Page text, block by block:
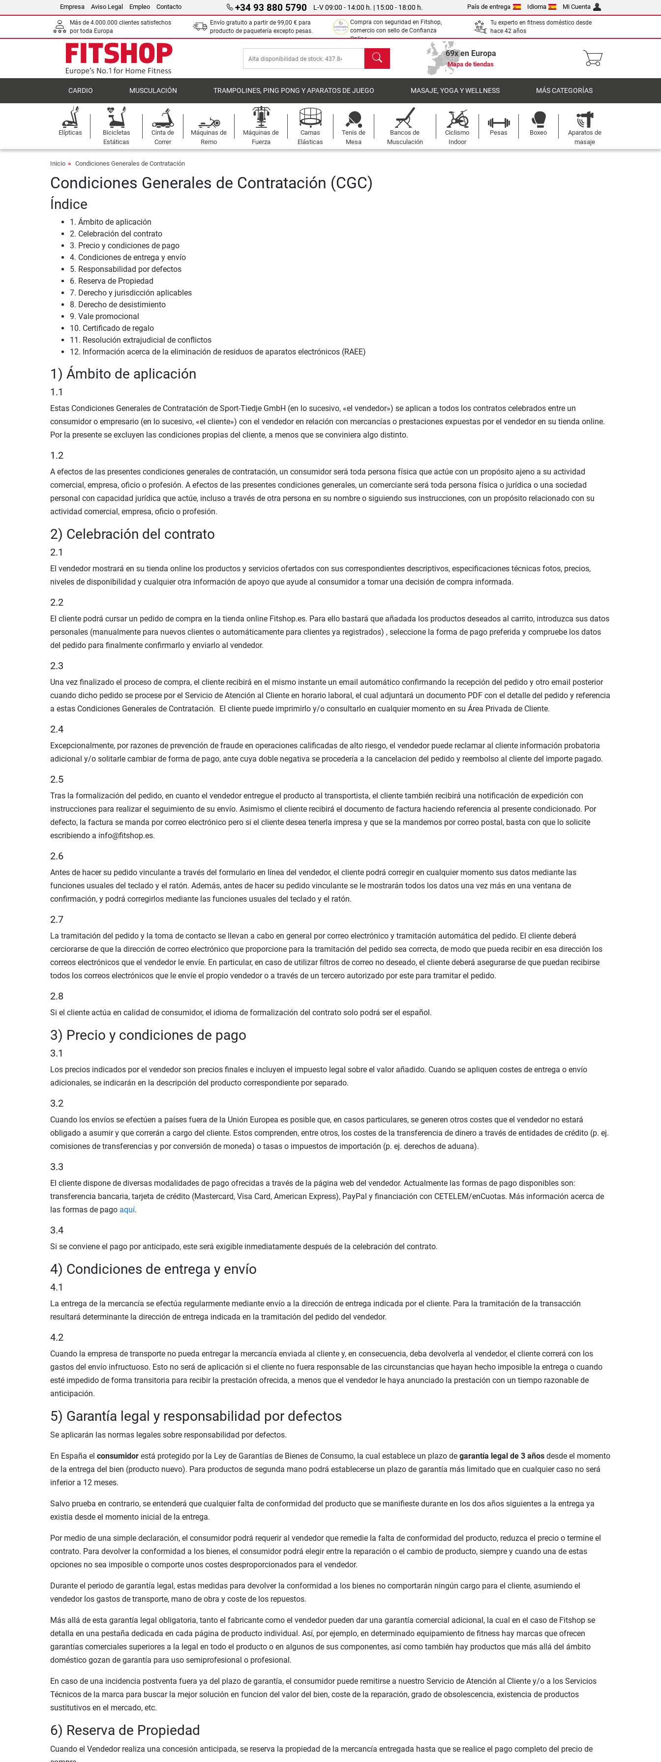
Empresa Aviso Legal Empleo Contacto +34 93 880 5790 L-V 09:00 - 14:00 h. | 15:00 - 18:00 h. País de entrega Idioma Mi Cuenta
Más de 4.000.000 clientes satisfechos
por toda Europa
Envío gratuito a partir de 99,00 € para
producto de paquetería excepto pesas.
Compra con seguridad en Fitshop,
comercio con sello de Confianza
Online.
Tu experto en fitness doméstico desde
hace 42 años
Buscar 69x en Europa
Mapa de tiendas
CARDIO MUSCULACIÓN TRAMPOLINES, PING PONG Y APARATOS DE JUEGO MASAJE, YOGA Y WELLNESS MÁS CATEGORÍAS
Elípticas
Bicicletas
Estáticas
Cinta de
Correr
Máquinas de
Remo
Máquinas de
Fuerza
Camas
Elásticas
Tenis de
Mesa
Bancos de
Musculación
Ciclismo
Indoor
Pesas Boxeo
Aparatos de
masaje
Inicio Condiciones Generales de Contratación
Condiciones Generales de Contratación (CGC)
Índice
1. Ámbito de aplicación
2. Celebración del contrato
3. Precio y condiciones de pago
4. Condiciones de entrega y envío
5. Responsabilidad por defectos
6. Reserva de Propiedad
7. Derecho y jurisdicción aplicables
8. Derecho de desistimiento
9. Vale promocional
10. Certificado de regalo
11. Resolución extrajudicial de conflictos
12. Información acerca de la eliminación de residuos de aparatos electrónicos (RAEE)
1) Ámbito de aplicación
1.1
Estas Condiciones Generales de Contratación de Sport-Tiedje GmbH (en lo sucesivo, «el vendedor») se aplican a todos los contratos celebrados entre un
consumidor o empresario (en lo sucesivo, «el cliente») con el vendedor en relación con mercancías o prestaciones expuestas por el vendedor en su tienda online.
Por la presente se excluyen las condiciones propias del cliente, a menos que se conviniera algo distinto.
1.2
A efectos de las presentes condiciones generales de contratación, un consumidor será toda persona física que actúe con un propósito ajeno a su actividad
comercial, empresa, oficio o profesión. A efectos de las presentes condiciones generales, un comerciante será toda persona física o jurídica o una sociedad
personal con capacidad jurídica que actúe, incluso a través de otra persona en su nombre o siguiendo sus instrucciones, con un propósito relacionado con su
actividad comercial, empresa, oficio o profesión.
2) Celebración del contrato
2.1
El vendedor mostrará en su tienda online los productos y servicios ofertados con sus correspondientes descriptivos, especificaciones técnicas fotos, precios,
niveles de disponibilidad y cualquier otra información de apoyo que ayude al consumidor a tomar una decisión de compra informada.
2.2
El cliente podrá cursar un pedido de compra en la tienda online Fitshop.es. Para ello bastará que añadada los productos deseados al carrito, introduzca sus datos
personales (manualmente para nuevos clientes o automáticamente para clientes ya registrados) , seleccione la forma de pago preferida y compruebe los datos
del pedido para finalmente confirmarlo y enviarlo al vendedor.
2.3
Una vez finalizado el proceso de compra, el cliente recibirá en el mismo instante un email automático confirmando la recepción del pedido y otro email posterior
cuando dicho pedido se procese por el Servicio de Atención al Cliente en horario laboral, el cual adjuntará un documento PDF con el detalle del pedido y referencia
a estas Condiciones Generales de Contratación. El cliente puede imprimirlo y/o consultarlo en cualquier momento en su Área Privada de Cliente.
2.4
Excepcionalmente, por razones de prevención de fraude en operaciones calificadas de alto riesgo, el vendedor puede reclamar al cliente información probatoria
adicional y/o solitarle cambiar de forma de pago, ante cuya doble negativa se procedería a la cancelacion del pedido y reembolso al cliente del importe pagado.
2.5
Tras la formalización del pedido, en cuanto el vendedor entregue el producto al transportista, el cliente también recibirá una notificación de expedición con
instrucciones para realizar el seguimiento de su envío. Asimismo el cliente recibirá el documento de factura haciendo referencia al presente condicionado. Por
defecto, la factura se manda por correo electrónico pero si el cliente desea tenerla impresa y que se la mandemos por correo postal, basta con que lo solicite
escribiendo a info@fitshop.es.
2.6
Antes de hacer su pedido vinculante a través del formulario en línea del vendedor, el cliente podrá corregir en cualquier momento sus datos mediante las
funciones usuales del teclado y el ratón. Además, antes de hacer su pedido vinculante se le mostrarán todos los datos una vez más en una ventana de
confirmación, y podrá corregirlos mediante las funciones usuales del teclado y el ratón.
2.7
La tramitación del pedido y la toma de contacto se llevan a cabo en general por correo electrónico y tramitación automática del pedido. El cliente deberá
cerciorarse de que la dirección de correo electrónico que proporcione para la tramitación del pedido sea correcta, de modo que pueda recibir en esa dirección los
correos electrónicos que el vendedor le envíe. En particular, en caso de utilizar filtros de correo no deseado, el cliente deberá asegurarse de que puedan recibirse
todos los correos electrónicos que le envíe el propio vendedor o a través de un tercero autorizado por este para tramitar el pedido.
2.8
Si el cliente actúa en calidad de consumidor, el idioma de formalización del contrato solo podrá ser el español.
3) Precio y condiciones de pago
3.1
Los precios indicados por el vendedor son precios finales e incluyen el impuesto legal sobre el valor añadido. Cuando se apliquen costes de entrega o envío
adicionales, se indicarán en la descripción del producto correspondiente por separado.
3.2
Cuando los envíos se efectúen a países fuera de la Unión Europea es posible que, en casos particulares, se generen otros costes que el vendedor no estará
obligado a asumir y que correrán a cargo del cliente. Estos comprenden, entre otros, los costes de la transferencia de dinero a través de entidades de crédito (p. ej.
comisiones de transferencias y por conversión de moneda) o tasas o impuestos de importación (p. ej. derechos de aduana).
3.3
El cliente dispone de diversas modalidades de pago ofrecidas a través de la página web del vendedor. Actualmente las formas de pago disponibles son:
transferencia bancaria, tarjeta de crédito (Mastercard, Visa Card, American Express), PayPal y financiación con CETELEM/enCuotas. Más información acerca de
las formas de pago aquí.
3.4
Si se conviene el pago por anticipado, este será exigible inmediatamente después de la celebración del contrato.
4) Condiciones de entrega y envío
4.1
La entrega de la mercancía se efectúa regularmente mediante envío a la dirección de entrega indicada por el cliente. Para la tramitación de la transacción
resultará determinante la dirección de entrega indicada en la tramitación del pedido del vendedor.
4.2
Cuando la empresa de transporte no pueda entregar la mercancía enviada al cliente y, en consecuencia, deba devolverla al vendedor, el cliente correrá con los
gastos del envío infructuoso. Esto no será de aplicación si el cliente no fuera responsable de las circunstancias que hayan hecho imposible la entrega o cuando
esté impedido de forma transitoria para recibir la prestación ofrecida, a menos que el vendedor le haya anunciado la prestación con un tiempo razonable de
anticipación.
5) Garantía legal y responsabilidad por defectos
Se aplicarán las normas legales sobre responsabilidad por defectos.
En España el consumidor está protegido por la Ley de Garantías de Bienes de Consumo, la cual establece un plazo de garantía legal de 3 años desde el momento
de la entrega del bien (producto nuevo). Para productos de segunda mano podrá establecerse un plazo de garantía más limitado que en cualquier caso no será
inferior a 12 meses.
Salvo prueba en contrario, se entenderá que cualquier falta de conformidad del producto que se manifieste durante en los dos años siguientes a la entrega ya
existia desde el momento inicial de la entrega.
Por medio de una simple declaración, el consumidor podrá requerir al vendedor que remedie la falta de conformidad del producto, reduzca el precio o termine el
contrato. Para devolver la conformidad a los bienes, el consumidor podrá elegir entre la reparación o el cambio de producto, siempre y cuando una de estas
opciones no sea imposible o comporte unos costes desproporcionados para el vendedor.
Durante el periodo de garantía legal, estas medidas para devolver la conformidad a los bienes no comportarán ningún cargo para el cliente, asumiendo el
vendedor los gastos de transporte, mano de obra y coste de los repuestos.
Más allá de esta garantía legal obligatoria, tanto el fabricante como el vendedor pueden dar una garantía comercial adicional, la cual en el caso de Fitshop se
detalla en una pestaña dedicada en cada página de producto individual. Así, por ejemplo, en determinado equipamiento de fitness hay marcas que ofrecen
garantías comerciales superiores a la legal en todo el producto o en algunos de sus componentes, así como también hay productos que más allá del ámbito
doméstico gozan de garantía para uso semiprofesional o profesional.
En caso de una incidencia postventa fuera ya del plazo de garantía, el consumidor puede remitirse a nuestro Servicio de Atención al Cliente y/o a los Servicios
Técnicos de la marca para buscar la mejor solución en funcion del valor del bien, coste de la reparación, grado de obsolescencia, existencia de productos
sustitutivos en el mercado, etc.
6) Reserva de Propiedad
Cuando el Vendedor realiza una concesión anticipada, se reserva la propiedad de la mercancía entregada hasta que se realice el pago completo del precio de